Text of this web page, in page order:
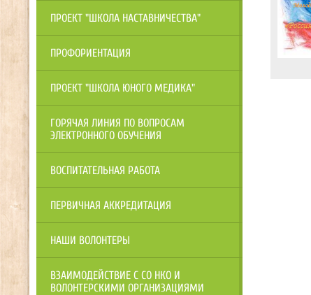
ПРОЕКТ "ШКОЛА НАСТАВНИЧЕСТВА"
ПРОФОРИЕНТАЦИЯ
ПРОЕКТ "ШКОЛА ЮНОГО МЕДИКА"
ГОРЯЧАЯ ЛИНИЯ ПО ВОПРОСАМ
ЭЛЕКТРОННОГО ОБУЧЕНИЯ
ВОСПИТАТЕЛЬНАЯ РАБОТА
ПЕРВИЧНАЯ АККРЕДИТАЦИЯ
НАШИ ВОЛОНТЕРЫ
ВЗАИМОДЕЙСТВИЕ С СО НКО И
ВОЛОНТЕРСКИМИ ОРГАНИЗАЦИЯМИ